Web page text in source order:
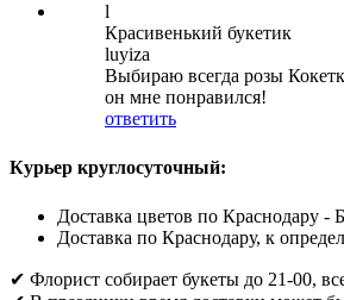
l
Красивенький букетик
luyiza
Выбираю всегда розы
он мне понравился!
ответить
Курьер круглосуточный:
Доставка цветов по Краснодару -
Доставка по Краснодару, к
✔ Флорист собирает букеты до 21-00,